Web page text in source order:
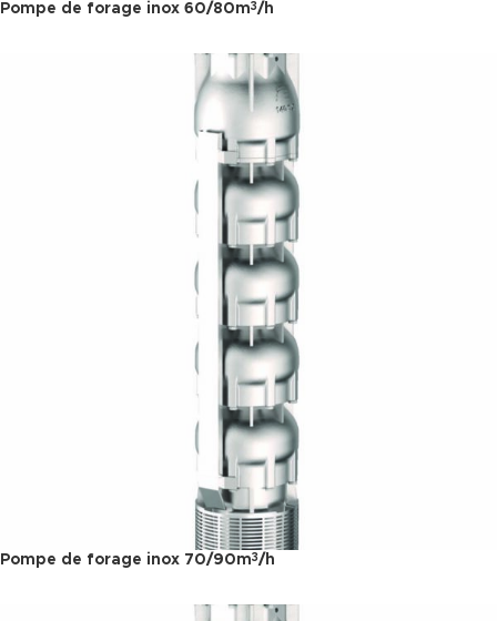
Pompe de forage inox 60/80m3/h
Pompe de forage inox 70/90m3/h